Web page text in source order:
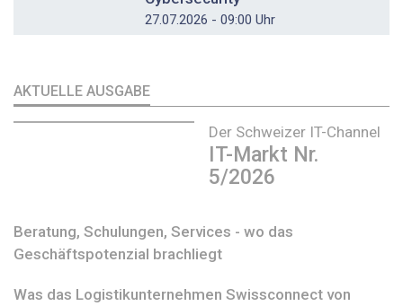
27.07.2026 - 09:00 Uhr
AKTUELLE AUSGABE
Der Schweizer IT-Channel
IT-Markt Nr.
5/2026
Beratung, Schulungen, Services - wo das
Geschäftspotenzial brachliegt
Was das Logistikunternehmen Swissconnect von